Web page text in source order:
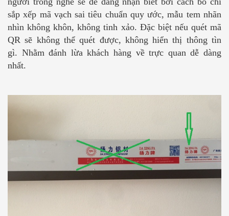
sắp xếp mã vạch sai tiêu chuẩn quy ước, mẫu tem nhãn
nhìn không khôn, không tinh xảo. Đặc biệt nếu quét mã
QR sẽ không thể quét được, không hiển thị thông tìn
gì. Nhằm đánh lừa khách hàng về trực quan dễ dàng
nhất.